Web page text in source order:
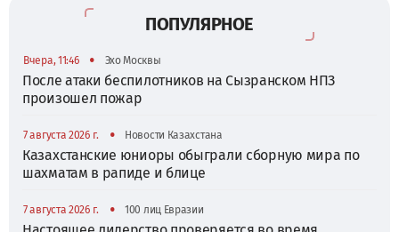
ПОПУЛЯРНОЕ
Вчера, 11:46 • Эхо Москвы
После атаки беспилотников на Сызранском НПЗ
произошел пожар
7 августа 2026 г. • Новости Казахстана
Казахстанские юниоры обыграли сборную мира по
шахматам в рапиде и блице
7 августа 2026 г. • 100 лиц Евразии